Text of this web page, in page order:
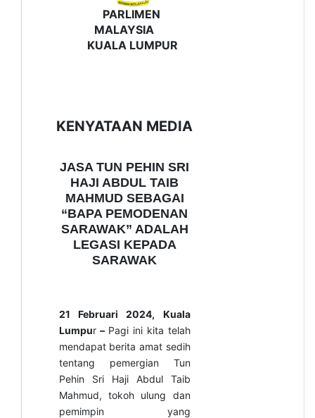
PARLIMEN
MALAYSIA
KUALA LUMPUR
KENYATAAN MEDIA
JASA TUN PEHIN SRI
HAJI ABDUL TAIB
MAHMUD SEBAGAI
“BAPA PEMODENAN
SARAWAK” ADALAH
LEGASI KEPADA
SARAWAK
21 Februari 2024, Kuala
Lumpur–Pagi ini kita telah
mendapat berita amat sedih
tentang pemergian Tun
Pehin Sri Haji Abdul Taib
Mahmud, tokoh ulung dan
pemimpin yang